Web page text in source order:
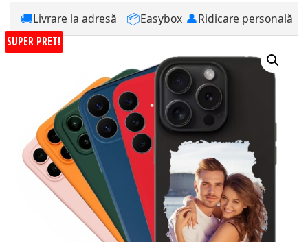
🚚Livrare la adresă 📦Easybox 👤Ridicare personală
SUPER PRET!